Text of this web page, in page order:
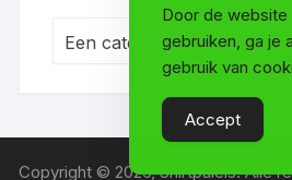
Een categorie selecteren
Copyright © 2026, Shirtpaleis. Alle
Door de website
gebruiken, ga je
gebruik van
Accept